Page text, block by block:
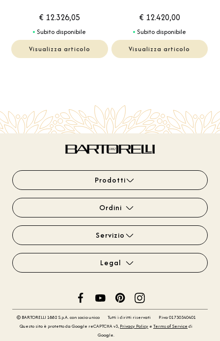
€ 12.326,05
Subito disponibile
Visualizza articolo
€ 12.420,00
Subito disponibile
Visualizza articolo
Prodotti
Ordini
Servizio
Legal
© BARTORELLI 1882 S.p.A. con socio unico Tutti i diritti riservati
P.iva 01730340401
Questo sito è protetto da Google reCAPTCHA v3, Privacy Policy e Terms of Service di
Google.